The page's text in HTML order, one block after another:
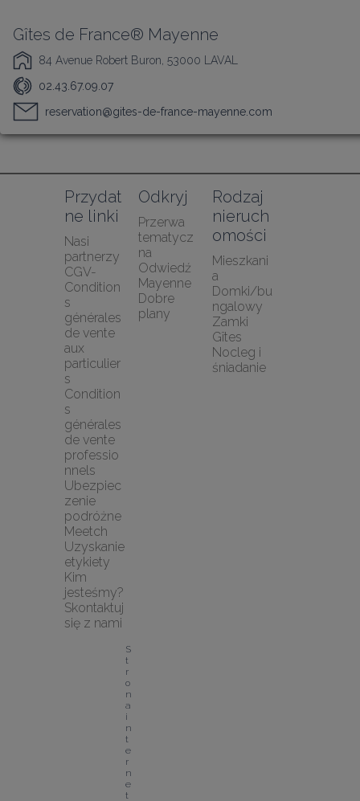
Gîtes de France® Mayenne
84 Avenue Robert Buron, 53000 LAVAL
02.43.67.09.07
reservation@gites-de-france-mayenne.com
Przydat
ne linki
Nasi
partnerzy
CGV-
Condition
s
générales
de vente
aux
particulier
s
Condition
s
générales
de vente
professio
nnels
Ubezpiec
zenie
podróżne
Meetch
Uzyskanie
etykiety
Kim
jesteśmy?
Skontaktuj
się z nami
Odkryj
Przerwa
tematycz
na
Odwiedź
Mayenne
Dobre
plany
Rodzaj
nieruch
omości
Mieszkani
a
Domki/bu
ngalowy
Zamki
Gîtes
Nocleg i
śniadanie
S
t
r
o
n
a
i
n
t
e
r
n
e
t